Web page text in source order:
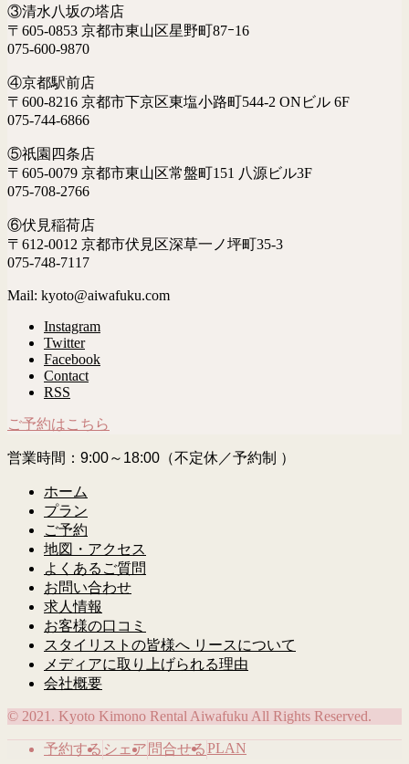
③清水八坂の塔店
〒605-0853 京都市東山区星野町87ｰ16
075-600-9870
④京都駅前店
〒600-8216 京都市下京区東塩小路町544-2 ONビル 6F
075-744-6866
⑤祇園四条店
〒605-0079 京都市東山区常盤町151 八源ビル3F
075-708-2766
⑥伏見稲荷店
〒612-0012 京都市伏見区深草一ノ坪町35-3
075-748-7117
Mail: kyoto@aiwafuku.com
Instagram
Twitter
Facebook
Contact
RSS
ご予約はこちら
営業時間：9:00～18:00（不定休／予約制 ）
ホーム
プラン
ご予約
地図・アクセス
よくあるご質問
お問い合わせ
求人情報
お客様の口コミ
スタイリストの皆様へ リースについて
メディアに取り上げられる理由
会社概要
© 2021. Kyoto Kimono Rental Aiwafuku All Rights Reserved.
予約する シェア 問合せるPLAN